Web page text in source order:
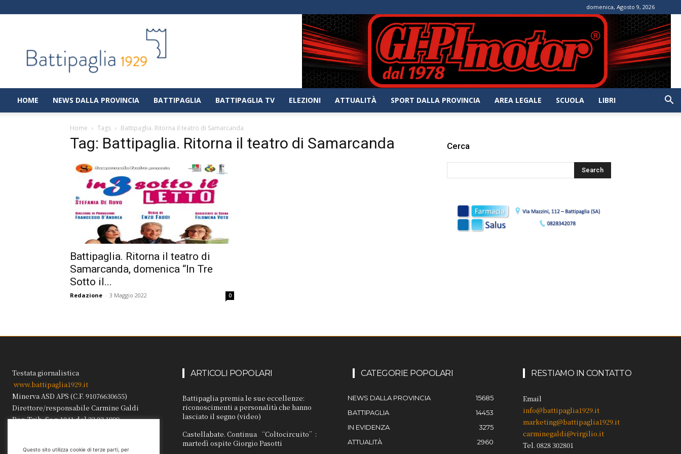
domenica, Agosto 9, 2026
|
Notizie
dalla
città
di
HOME NEWS DALLA PROVINCIA BATTIPAGLIA BATTIPAGLIA TV ELEZIONI ATTUALITÀ SPORT DALLA PROVINCIA AREA LEGALE SCUOLA LIBRI
Home Tags Battipaglia. Ritorna il teatro di Samarcanda
Tag: Battipaglia. Ritorna il teatro di Samarcanda
Battipaglia. Ritorna il teatro di
Samarcanda, domenica “In Tre
Sotto il...
Redazione - 3 Maggio 2022 0
Cerca
Testata giornalistica
www.battipaglia1929.it
Minerva ASD APS (C.F. 91076630655)
Direttore/responsabile Carmine Galdi
Reg. Trib. Sa n.1041 del 22.02.1999.
ARTICOLI POPOLARI
Battipaglia premia le sue eccellenze:
riconoscimenti a personalità che hanno
lasciato il segno (video)
Castellabate. Continua “Coltocircuito”:
martedì ospite Giorgio Pasotti
CATEGORIE POPOLARI
NEWS DALLA PROVINCIA
15685
BATTIPAGLIA
14453
IN EVIDENZA
3275
ATTUALITÀ
2960
RESTIAMO IN CONTATTO
Email
info@battipaglia1929.it
marketing@battipaglia1929.it
carminegaldi@virgilio.it
Tel. 0828 302801
Questo sito utilizza cookie di terze parti, per